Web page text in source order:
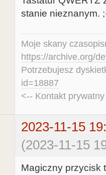
stanie nieznanym.
Moje skany
https://archive.org/
Potrzebujesz
id=18887
<-- Kontakt
2023-11-15
(2023-11-15
Magiczny przycisk